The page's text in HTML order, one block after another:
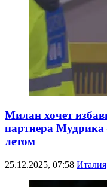
Милан хочет
партнера
летом
25.12.2025, 07:58 Италия